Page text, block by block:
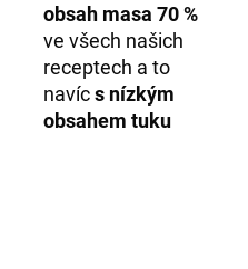
obsah masa 70 %
ve všech našich
receptech a to
navícs nízkým
obsahem tuku